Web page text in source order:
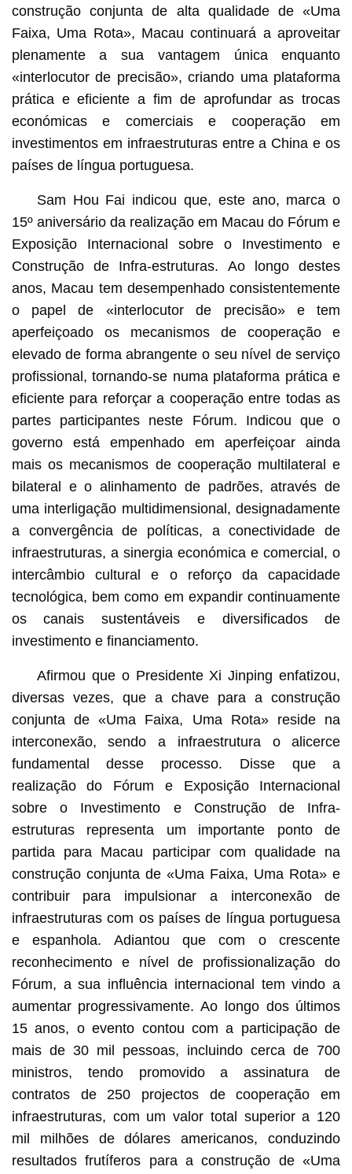
construção conjunta de alta qualidade de «Uma
Faixa, Uma Rota», Macau continuará a aproveitar
plenamente a sua vantagem única enquanto
«interlocutor de precisão», criando uma plataforma
prática e eficiente a fim de aprofundar as trocas
económicas e comerciais e cooperação em
investimentos em infraestruturas entre a China e os
países de língua portuguesa.
Sam Hou Fai indicou que, este ano, marca o
15º aniversário da realização em Macau do Fórum e
Exposição Internacional sobre o Investimento e
Construção de Infra-estruturas. Ao longo destes
anos, Macau tem desempenhado consistentemente
o papel de «interlocutor de precisão» e tem
aperfeiçoado os mecanismos de cooperação e
elevado de forma abrangente o seu nível de serviço
profissional, tornando-se numa plataforma prática e
eficiente para reforçar a cooperação entre todas as
partes participantes neste Fórum. Indicou que o
governo está empenhado em aperfeiçoar ainda
mais os mecanismos de cooperação multilateral e
bilateral e o alinhamento de padrões, através de
uma interligação multidimensional, designadamente
a convergência de políticas, a conectividade de
infraestruturas, a sinergia económica e comercial, o
intercâmbio cultural e o reforço da capacidade
tecnológica, bem como em expandir continuamente
os canais sustentáveis ​​e diversificados de
investimento e financiamento.
Afirmou que o Presidente Xi Jinping enfatizou,
diversas vezes, que a chave para a construção
conjunta de «Uma Faixa, Uma Rota» reside na
interconexão, sendo a infraestrutura o alicerce
fundamental desse processo. Disse que a
realização do Fórum e Exposição Internacional
sobre o Investimento e Construção de Infra-
estruturas representa um importante ponto de
partida para Macau participar com qualidade na
construção conjunta de «Uma Faixa, Uma Rota» e
contribuir para impulsionar a interconexão de
infraestruturas com os países de língua portuguesa
e espanhola. Adiantou que com o crescente
reconhecimento e nível de profissionalização do
Fórum, a sua influência internacional tem vindo a
aumentar progressivamente. Ao longo dos últimos
15 anos, o evento contou com a participação de
mais de 30 mil pessoas, incluindo cerca de 700
ministros, tendo promovido a assinatura de
contratos de 250 projectos de cooperação em
infraestruturas, com um valor total superior a 120
mil milhões de dólares americanos, conduzindo
resultados frutíferos para a construção de «Uma